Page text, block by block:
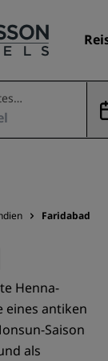
Faridabad
Henna-
eines antiken
Saison
als